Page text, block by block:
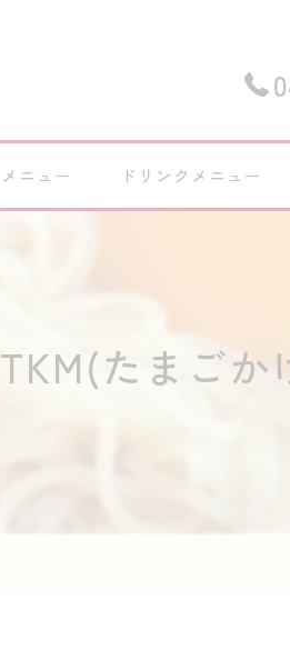
メニュー ドリンクメニュー
TKM(たまごか